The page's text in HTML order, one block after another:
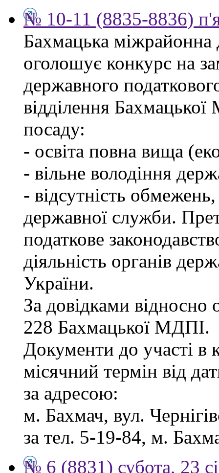
№ 10-11 (8835-8836)
Бахмацька міжрайонна
оголошує конкурс на
державного
відділення
посаду:
- освіта повна вища
- вільне володіння
- відсутність
державної служби.
податкове
діяльність органів
України.
За довідками відносно
228 Бахмацької МДПІ.
Документи до участі в
місячний термін від
за адресою:
м. Бахмач, вул.
за тел. 5-19-84, м.
№ 6 (8831) субота, 23